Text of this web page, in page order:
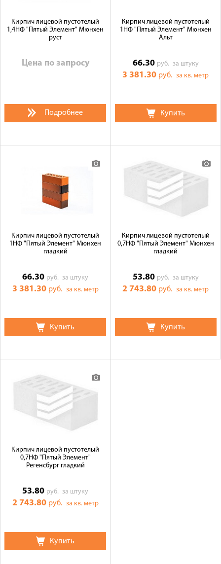
Кирпич лицевой пустотелый
1,4НФ "Пятый Элемент" Мюнхен
руст
Цена по запросу
Подробнее
Кирпич лицевой пустотелый
1НФ "Пятый Элемент" Мюнхен
Альт
66.30 руб. за штуку
3 381.30 руб.за кв. метр
Купить
Кирпич лицевой пустотелый
1НФ "Пятый Элемент" Мюнхен
гладкий
66.30 руб.за штуку
3 381.30 руб. за кв. метр
Купить
Кирпич лицевой пустотелый
0,7НФ "Пятый Элемент" Мюнхен
гладкий
53.80 руб. за штуку
2 743.80 руб.за кв. метр
Купить
Кирпич лицевой пустотелый
0,7НФ "Пятый Элемент"
Регенсбург гладкий
53.80 руб.за штуку
2 743.80 руб. за кв. метр
Купить